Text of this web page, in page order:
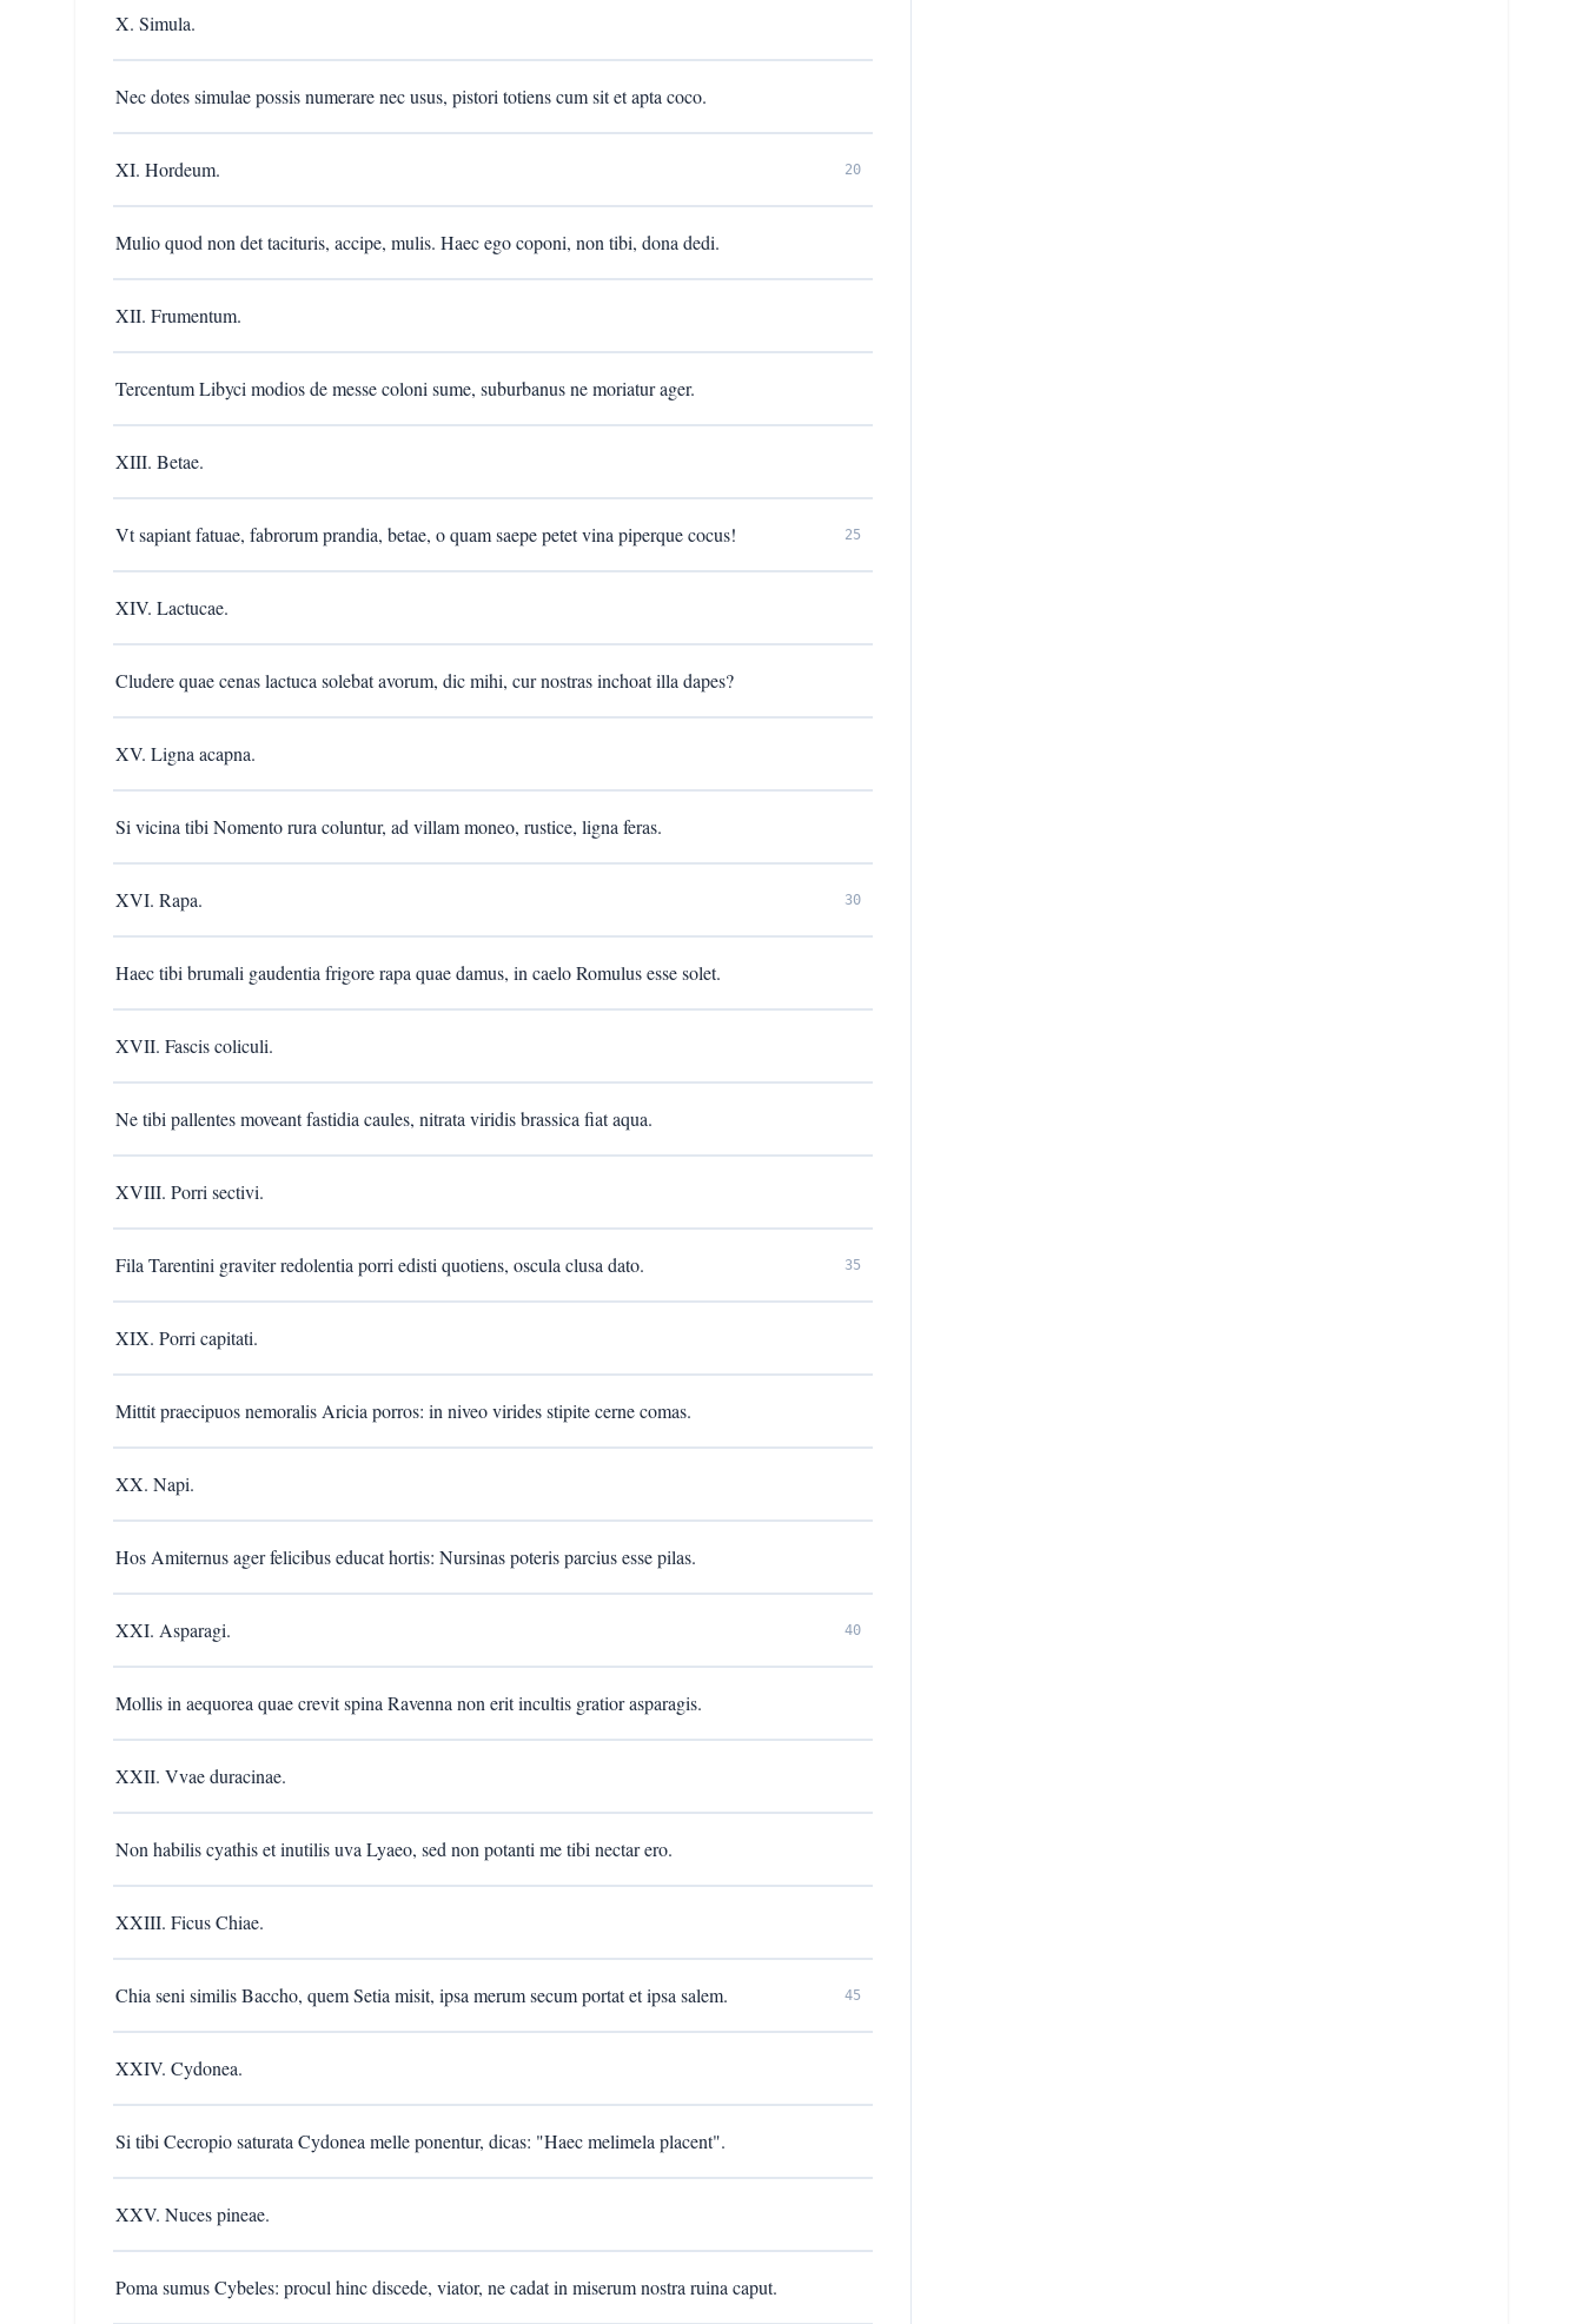
X. Simula.
Nec dotes simulae possis numerare nec usus, pistori totiens cum sit et apta coco.
XI. Hordeum. 20
Mulio quod non det tacituris, accipe, mulis. Haec ego coponi, non tibi, dona dedi.
XII. Frumentum.
Tercentum Libyci modios de messe coloni sume, suburbanus ne moriatur ager.
XIII. Betae.
Vt sapiant fatuae, fabrorum prandia, betae, o quam saepe petet vina piperque cocus! 25
XIV. Lactucae.
Cludere quae cenas lactuca solebat avorum, dic mihi, cur nostras inchoat illa dapes?
XV. Ligna acapna.
Si vicina tibi Nomento rura coluntur, ad villam moneo, rustice, ligna feras.
XVI. Rapa. 30
Haec tibi brumali gaudentia frigore rapa quae damus, in caelo Romulus esse solet.
XVII. Fascis coliculi.
Ne tibi pallentes moveant fastidia caules, nitrata viridis brassica fiat aqua.
XVIII. Porri sectivi.
Fila Tarentini graviter redolentia porri edisti quotiens, oscula clusa dato. 35
XIX. Porri capitati.
Mittit praecipuos nemoralis Aricia porros: in niveo virides stipite cerne comas.
XX. Napi.
Hos Amiternus ager felicibus educat hortis: Nursinas poteris parcius esse pilas.
XXI. Asparagi. 40
Mollis in aequorea quae crevit spina Ravenna non erit incultis gratior asparagis.
XXII. Vvae duracinae.
Non habilis cyathis et inutilis uva Lyaeo, sed non potanti me tibi nectar ero.
XXIII. Ficus Chiae.
Chia seni similis Baccho, quem Setia misit, ipsa merum secum portat et ipsa salem. 45
XXIV. Cydonea.
Si tibi Cecropio saturata Cydonea melle ponentur, dicas: "Haec melimela placent".
XXV. Nuces pineae.
Poma sumus Cybeles: procul hinc discede, viator, ne cadat in miserum nostra ruina caput.